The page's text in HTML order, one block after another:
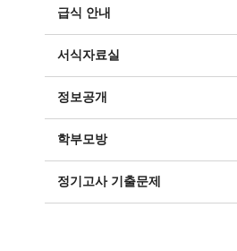
급식 안내
서식자료실
정보공개
학부모방
정기고사 기출문제